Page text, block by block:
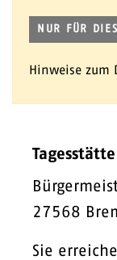
NUR FÜR
Hinweise zum
27568
Sie